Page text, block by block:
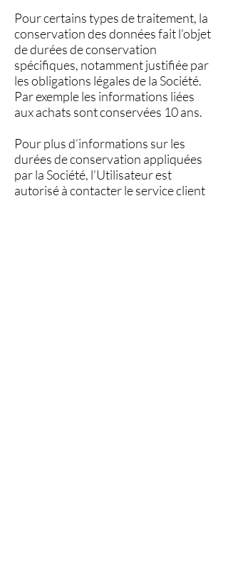
Pour certains types de traitement, la
conservation des données fait l’objet
de durées de conservation
spécifiques, notamment justifiée par
les obligations légales de la Société.
Par exemple les informations liées
aux achats sont conservées 10 ans.
Pour plus d’informations sur les
durées de conservation appliquées
par la Société, l’Utilisateur est
autorisé à contacter le service client